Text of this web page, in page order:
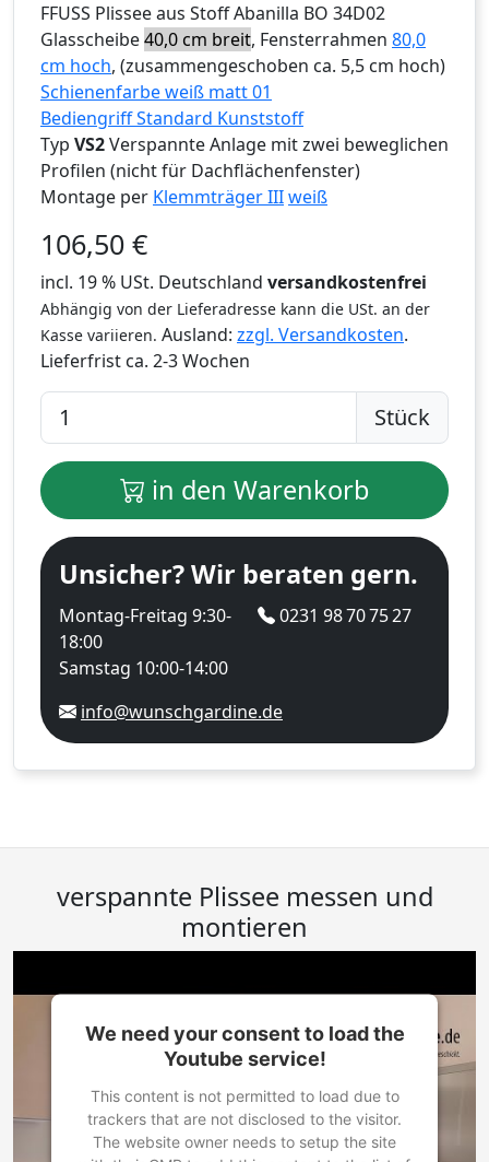
FFUSS Plissee aus Stoff Abanilla BO 34D02
Glasscheibe40,0 cm breit, Fensterrahmen 80,0
cm hoch, (zusammengeschoben ca. 5,5 cm hoch)
Schienenfarbe weiß matt 01
Bediengriff Standard Kunststoff
Typ VS2Verspannte Anlage mit zwei beweglichen
Profilen (nicht für Dachflächenfenster)
Montage per Klemmträger IIIweiß
106,50 €
incl. 19 % USt. Deutschland versandkostenfrei
Abhängig von der Lieferadresse kann die USt. an der
Kasse variieren. Ausland: zzgl. Versandkosten.
Lieferfrist ca. 2-3 Wochen
Stück
in den Warenkorb
Unsicher? Wir beraten gern.
Montag-Freitag 9:30-
18:00
Samstag 10:00-14:00
0231 98 70 75 27
info@wunschgardine.de
verspannte Plissee messen und
montieren
We need your consent to load the
Youtube service!
This content is not permitted to load due to
trackers that are not disclosed to the visitor.
The website owner needs to setup the site